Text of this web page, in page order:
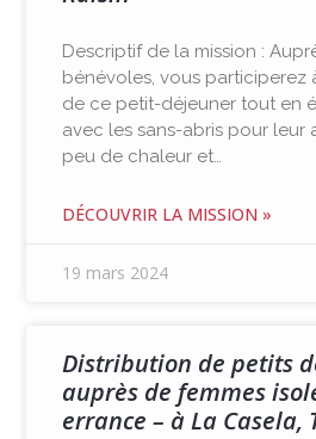
Descriptif de la mission :
bénévoles, vous participerez
de ce petit-déjeuner tout en
avec les sans-abris pour leur
peu de chaleur et…
DÉCOUVRIR LA MISSION »
19 mars 2024
Distribution de petits
auprès de femmes
errance – à La Casela,